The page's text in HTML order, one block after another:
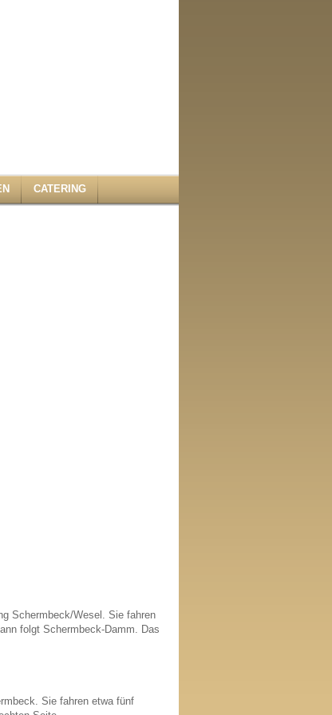
CATERING
Schermbeck/Wesel. Sie fahren
folgt Schermbeck-Damm. Das
Sie fahren etwa fünf